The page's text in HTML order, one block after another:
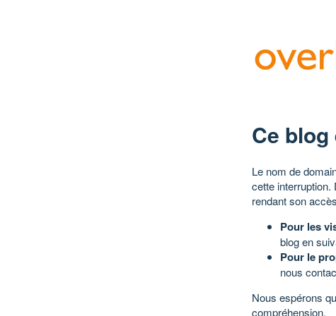
Ce
Le nom de
cette interruption.
rendant son
Pour les
blog en
Pour le
nous
Nous espérons
compréhension.